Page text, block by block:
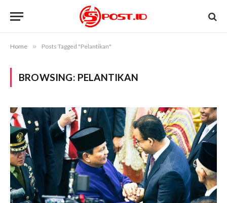
Home » Posts Tagged "Pelantikan"
BROWSING: PELANTIKAN